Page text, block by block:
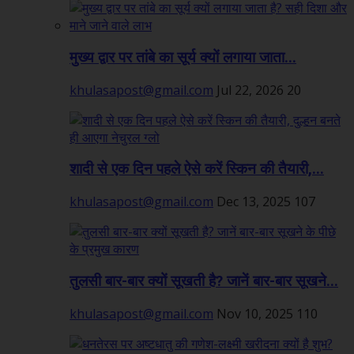
मुख्य द्वार पर तांबे का सूर्य क्यों लगाया जाता...
khulasapost@gmail.com Jul 22, 2026 20
शादी से एक दिन पहले ऐसे करें स्किन की तैयारी,...
khulasapost@gmail.com Dec 13, 2025 107
तुलसी बार-बार क्यों सूखती है? जानें बार-बार सूखने...
khulasapost@gmail.com Nov 10, 2025 110